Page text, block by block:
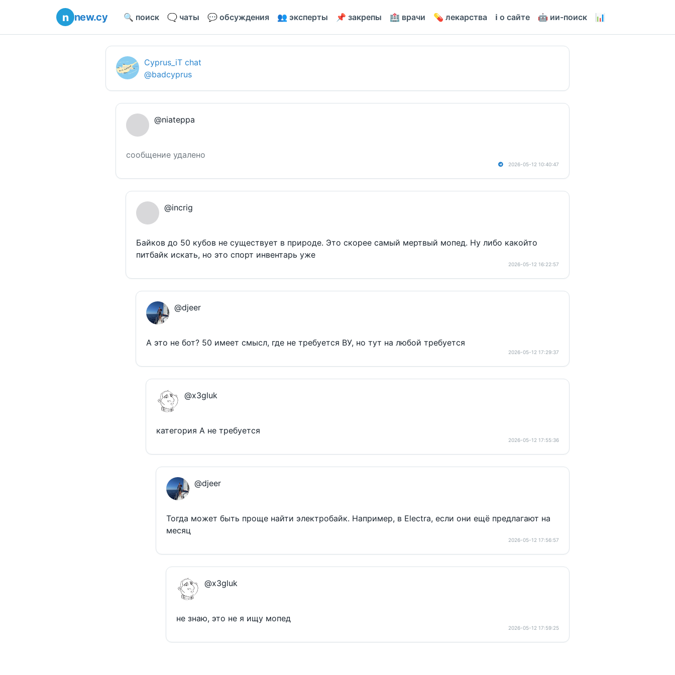
new.cy 🔍 поиск 🗨️ чаты 💬 обсуждения 👥 эксперты 📌 закрепы 🏥 врачи 💊 лекарства ℹ️ о сайте 🤖 ии-поиск 📊
Cyprus_iT chat
@badcyprus
@niateppa
сообщение удалено
2026-05-12 10:40:47
@incrig
Байков до 50 кубов не существует в природе. Это скорее самый мертвый мопед. Ну либо какойто
питбайк искать, но это спорт инвентарь уже
2026-05-12 16:22:57
@djeer
А это не бот? 50 имеет смысл, где не требуется ВУ, но тут на любой требуется
2026-05-12 17:29:37
@x3gluk
категория А не требуется
2026-05-12 17:55:36
@djeer
Тогда может быть проще найти электробайк. Например, в Electra, если они ещё предлагают на
месяц
2026-05-12 17:56:57
@x3gluk
не знаю, это не я ищу мопед
2026-05-12 17:59:25